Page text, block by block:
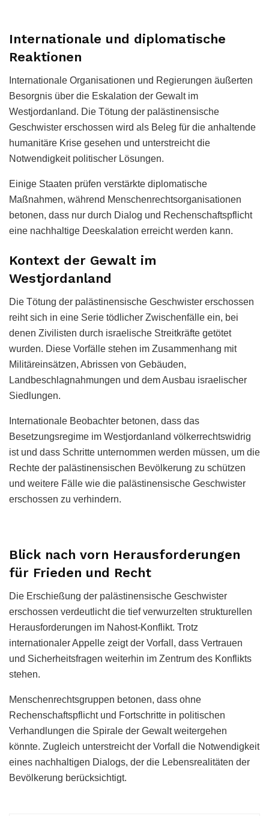
Internationale und diplomatische
Reaktionen
Internationale Organisationen und Regierungen äußerten
Besorgnis über die Eskalation der Gewalt im
Westjordanland. Die Tötung der palästinensische
Geschwister erschossen wird als Beleg für die anhaltende
humanitäre Krise gesehen und unterstreicht die
Notwendigkeit politischer Lösungen.
Einige Staaten prüfen verstärkte diplomatische
Maßnahmen, während Menschenrechtsorganisationen
betonen, dass nur durch Dialog und Rechenschaftspflicht
eine nachhaltige Deeskalation erreicht werden kann.
Kontext der Gewalt im
Westjordanland
Die Tötung der palästinensische Geschwister erschossen
reiht sich in eine Serie tödlicher Zwischenfälle ein, bei
denen Zivilisten durch israelische Streitkräfte getötet
wurden. Diese Vorfälle stehen im Zusammenhang mit
Militäreinsätzen, Abrissen von Gebäuden,
Landbeschlagnahmungen und dem Ausbau israelischer
Siedlungen.
Internationale Beobachter betonen, dass das
Besetzungsregime im Westjordanland völkerrechtswidrig
ist und dass Schritte unternommen werden müssen, um die
Rechte der palästinensischen Bevölkerung zu schützen
und weitere Fälle wie die palästinensische Geschwister
erschossen zu verhindern.
Blick nach vorn Herausforderungen
für Frieden und Recht
Die Erschießung der palästinensische Geschwister
erschossen verdeutlicht die tief verwurzelten strukturellen
Herausforderungen im Nahost-Konflikt. Trotz
internationaler Appelle zeigt der Vorfall, dass Vertrauen
und Sicherheitsfragen weiterhin im Zentrum des Konflikts
stehen.
Menschenrechtsgruppen betonen, dass ohne
Rechenschaftspflicht und Fortschritte in politischen
Verhandlungen die Spirale der Gewalt weitergehen
könnte. Zugleich unterstreicht der Vorfall die Notwendigkeit
eines nachhaltigen Dialogs, der die Lebensrealitäten der
Bevölkerung berücksichtigt.